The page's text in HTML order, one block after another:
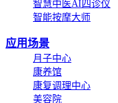
智慧中医AI四诊仪
智能按摩大师
应用场景
月子中心
康养馆
康复调理中心
美容院